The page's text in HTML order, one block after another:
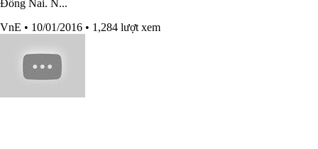
Đồng Nai. N...
VnE • 10/01/2016 • 1,284 lượt xem